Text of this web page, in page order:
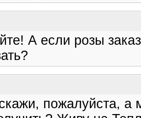
А если розы
пожалуйста, а